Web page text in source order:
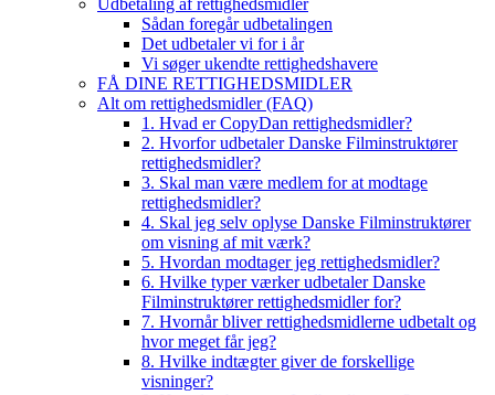
Udbetaling af rettighedsmidler
Sådan foregår udbetalingen
Det udbetaler vi for i år
Vi søger ukendte rettighedshavere
FÅ DINE RETTIGHEDSMIDLER
Alt om rettighedsmidler (FAQ)
1. Hvad er CopyDan rettighedsmidler?
2. Hvorfor udbetaler Danske Filminstruktører
rettighedsmidler?
3. Skal man være medlem for at modtage
rettighedsmidler?
4. Skal jeg selv oplyse Danske Filminstruktører
om visning af mit værk?
5. Hvordan modtager jeg rettighedsmidler?
6. Hvilke typer værker udbetaler Danske
Filminstruktører rettighedsmidler for?
7. Hvornår bliver rettighedsmidlerne udbetalt og
hvor meget får jeg?
8. Hvilke indtægter giver de forskellige
visninger?